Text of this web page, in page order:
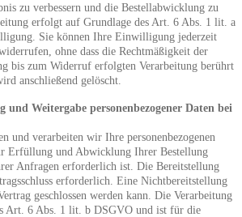
zu verbessern und die Bestellabwicklung zu
erfolgt auf Grundlage des Art. 6 Abs. 1 lit. a
Sie können Ihre Einwilligung jederzeit
ohne dass die Rechtmäßigkeit der
bis zum Widerruf erfolgten Verarbeitung berührt
anschließend gelöscht.
und Weitergabe personenbezogener Daten bei
und verarbeiten wir Ihre personenbezogenen
Erfüllung und Abwicklung Ihrer Bestellung
Anfragen erforderlich ist. Die Bereitstellung
erforderlich. Eine Nichtbereitstellung
geschlossen werden kann. Die Verarbeitung
Art. 6 Abs. 1 lit. b DSGVO und ist für die